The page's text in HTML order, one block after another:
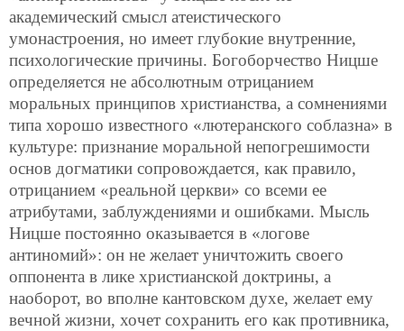
академический смысл атеистического
умонастроения, но имеет глубокие внутренние,
психологические причины. Богоборчество Ницше
определяется не абсолютным отрицанием
моральных принципов христианства, а сомнениями
типа хорошо известного «лютеранского соблазна» в
культуре: признание моральной непогрешимости
основ догматики сопровождается, как правило,
отрицанием «реальной церкви» со всеми ее
атрибутами, заблуждениями и ошибками. Мысль
Ницше постоянно оказывается в «логове
антиномий»: он не желает уничтожить своего
оппонента в лике христианской доктрины, а
наоборот, во вполне кантовском духе, желает ему
вечной жизни, хочет сохранить его как противника,